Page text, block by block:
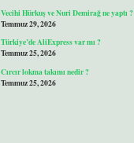
Vecihi Hürkuş ve Nuri Demirağ ne yaptı ?
Temmuz 29, 2026
Türkiye’de AliExpress var mı ?
Temmuz 25, 2026
Cırcır lokma takımı nedir ?
Temmuz 25, 2026